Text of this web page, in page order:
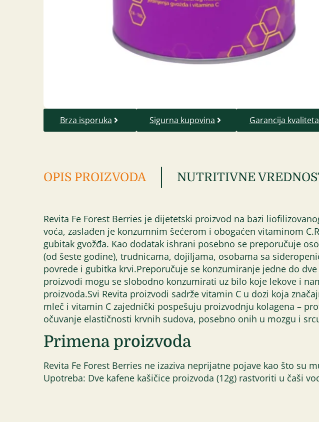
Brza isporuka Sigurna kupovina Garancija kvaliteta
OPIS PROIZVODA NUTRITIVNE
Revita Fe Forest Berries je dijetetski proizvod na bazi
voća, zaslađen je konzumnim šećerom i obogaćen vitaminom
gubitak gvožđa. Kao dodatak ishrani posebno se preporučuje
(od šeste godine), trudnicama, dojiljama, osobama sa
povrede i gubitka krvi.Preporučuje se konzumiranje jedne do
proizvodi mogu se slobodno konzumirati uz bilo koje lekove i
proizvoda.Svi Revita proizvodi sadrže vitamin C u dozi koja
mleč i vitamin C zajednički pospešuju proizvodnju kolagena –
očuvanje elastičnosti krvnih sudova, posebno onih u mozgu i
Primena proizvoda
Revita Fe Forest Berries ne izaziva neprijatne pojave kao što su
Upotreba: Dve kafene kašičice proizvoda (12g) rastvoriti u čaši